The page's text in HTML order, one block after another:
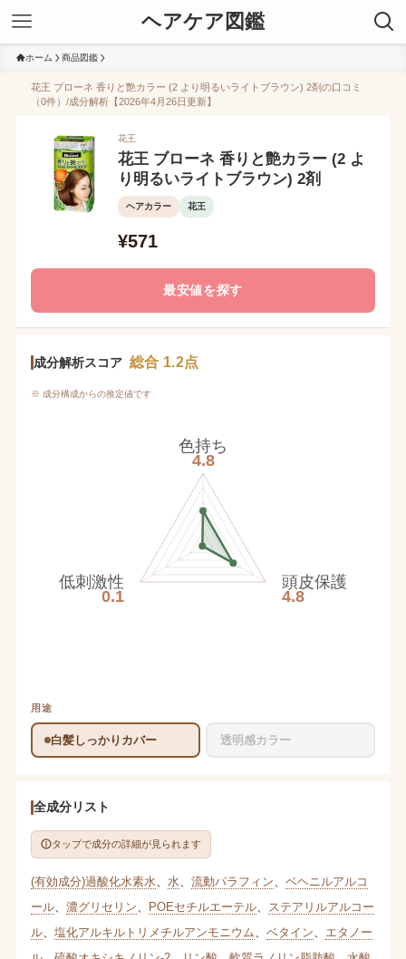
ヘアケア図鑑
ホーム 商品図鑑
花王 ブローネ 香りと艶カラー (2 より明るいライトブラウン) 2剤の口コミ
（0件）/成分解析【2026年4月26日更新】
花王
花王 ブローネ 香りと艶カラー (2 よ
り明るいライトブラウン) 2剤
ヘアカラー 花王
¥571
最安値を探す
成分解析スコア 総合 1.2点
※ 成分構成からの推定値です
色持ち
4.8
頭皮保護
4.8
低刺激性
0.1
用途
白髪しっかりカバー 透明感カラー
全成分リスト
タップで成分の詳細が見られます
(有効成分)過酸化水素水 水 流動パラフィン
ベヘニルアルコ
ール、 濃グリセリン POEセチルエーテル、
ステアリルアルコー
ル、 塩化アルキルトリメチルアンモニウム ベタイン
エタノー